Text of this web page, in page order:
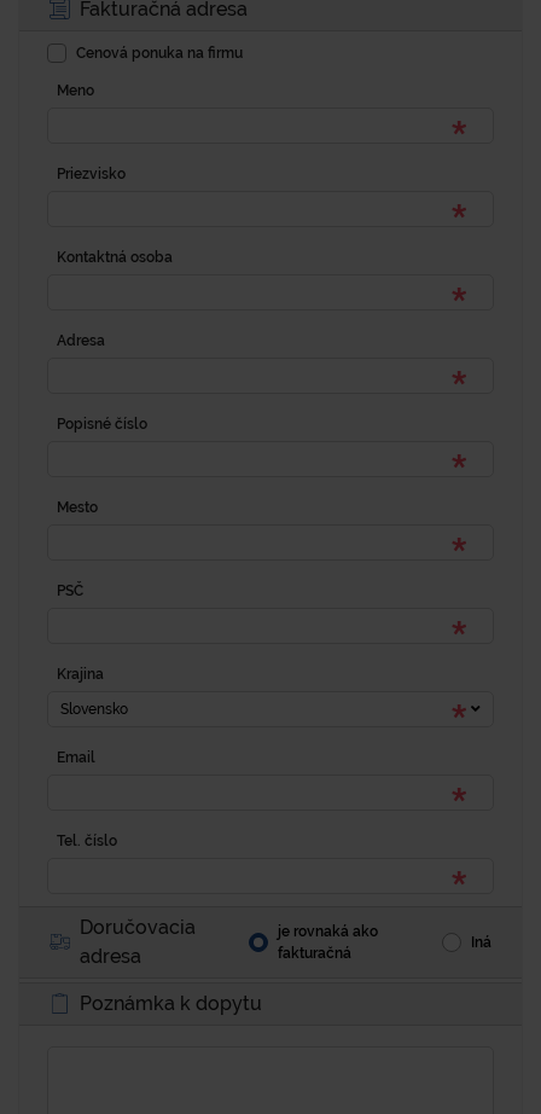
Fakturačná adresa
Cenová ponuka na firmu
Meno
Priezvisko
Kontaktná osoba
Adresa
Popisné číslo
Mesto
PSČ
Krajina
Slovensko
Email
Tel. číslo
Doručovacia
adresa
je rovnaká ako
fakturačná
Iná
Poznámka k dopytu